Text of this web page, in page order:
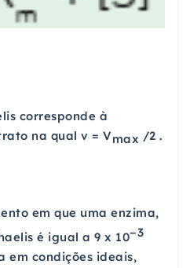
corresponde à
na qual v = Vmax /2 .
em que uma enzima,
é igual a 9 x 10−3
em condições ideais,